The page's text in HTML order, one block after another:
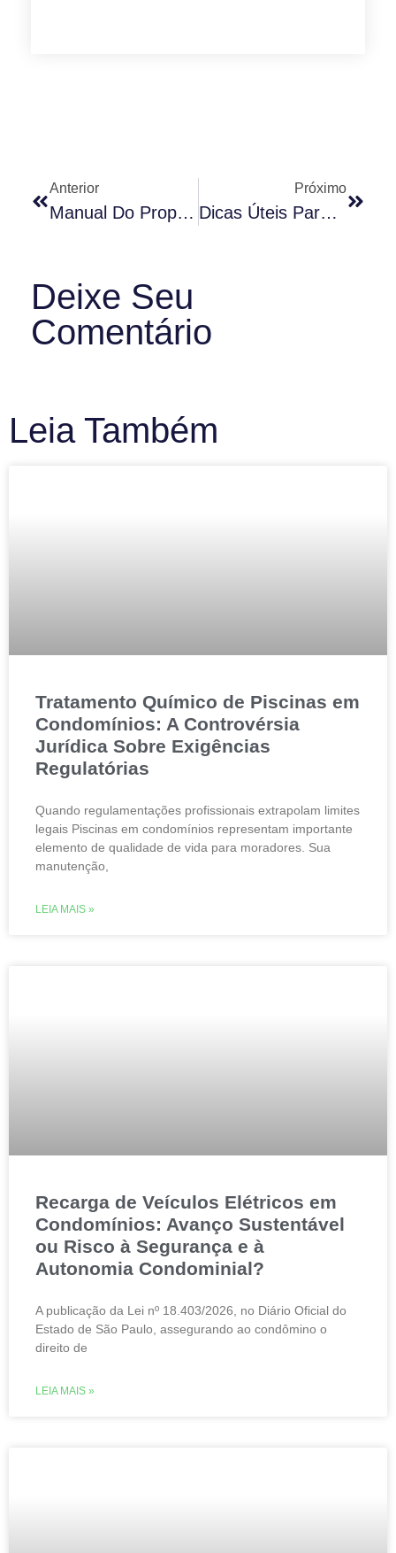
Anterior
Manual Do Proprietário De Animais No Condomínio 3
Próximo
Dicas Úteis Para Quem Pensa Em Comprar Um Imóvel Na Planta
Deixe Seu
Comentário
Leia Também
Tratamento Químico de Piscinas em
Condomínios: A Controvérsia
Jurídica Sobre Exigências
Regulatórias
Quando regulamentações profissionais extrapolam limites
legais Piscinas em condomínios representam importante
elemento de qualidade de vida para moradores. Sua
manutenção,
LEIA MAIS »
Recarga de Veículos Elétricos em
Condomínios: Avanço Sustentável
ou Risco à Segurança e à
Autonomia Condominial?
A publicação da Lei nº 18.403/2026, no Diário Oficial do
Estado de São Paulo, assegurando ao condômino o
direito de
LEIA MAIS »